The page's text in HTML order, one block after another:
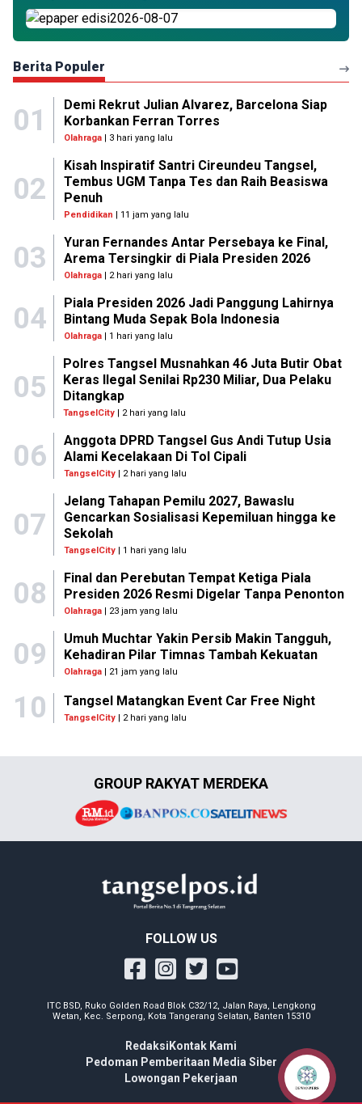
Berita Populer
01
Demi Rekrut Julian Alvarez, Barcelona Siap
Korbankan Ferran Torres
Olahraga| 3 hari yang lalu
02
Kisah Inspiratif Santri Cireundeu Tangsel,
Tembus UGM Tanpa Tes dan Raih Beasiswa
Penuh
Pendidikan | 11 jam yang lalu
03
Yuran Fernandes Antar Persebaya ke Final,
Arema Tersingkir di Piala Presiden 2026
Olahraga| 2 hari yang lalu
04
Piala Presiden 2026 Jadi Panggung Lahirnya
Bintang Muda Sepak Bola Indonesia
Olahraga| 1 hari yang lalu
05
Polres Tangsel Musnahkan 46 Juta Butir Obat
Keras Ilegal Senilai Rp230 Miliar, Dua Pelaku
Ditangkap
TangselCity | 2 hari yang lalu
06
Anggota DPRD Tangsel Gus Andi Tutup Usia
Alami Kecelakaan Di Tol Cipali
TangselCity| 2 hari yang lalu
07
Jelang Tahapan Pemilu 2027, Bawaslu
Gencarkan Sosialisasi Kepemiluan hingga ke
Sekolah
TangselCity| 1 hari yang lalu
08
Final dan Perebutan Tempat Ketiga Piala
Presiden 2026 Resmi Digelar Tanpa Penonton
Olahraga| 23 jam yang lalu
09
Umuh Muchtar Yakin Persib Makin Tangguh,
Kehadiran Pilar Timnas Tambah Kekuatan
Olahraga| 21 jam yang lalu
10 Tangsel Matangkan Event Car Free Night
TangselCity | 2 hari yang lalu
GROUP RAKYAT MERDEKA
FOLLOW US
ITC BSD, Ruko Golden Road Blok C32/12, Jalan Raya, Lengkong
Wetan, Kec. Serpong, Kota Tangerang Selatan, Banten 15310
Redaksi Kontak Kami
Pedoman Pemberitaan Media Siber
Lowongan Pekerjaan